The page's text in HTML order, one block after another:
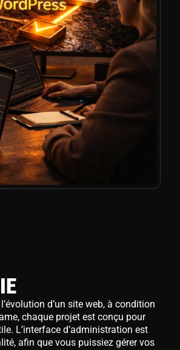
d’un site web, à condition
chaque projet est conçu pour
L’interface d’administration est
afin que vous puissiez gérer vos